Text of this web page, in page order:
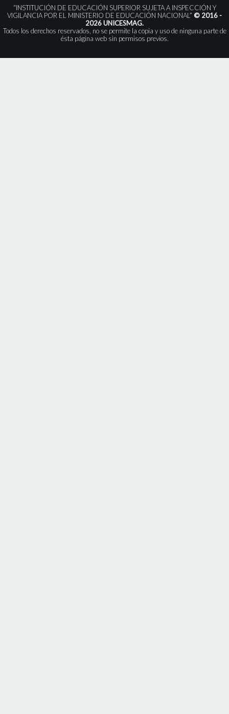
“INSTITUCIÓN DE EDUCACIÓN SUPERIOR SUJETA A INSPECCIÓN Y
VIGILANCIA POR EL MINISTERIO DE EDUCACIÓN NACIONAL” © 2016 -
2026 UNICESMAG.
Todos los derechos reservados, no se permite la copia y uso de ninguna parte de
ésta página web sin permisos previos.